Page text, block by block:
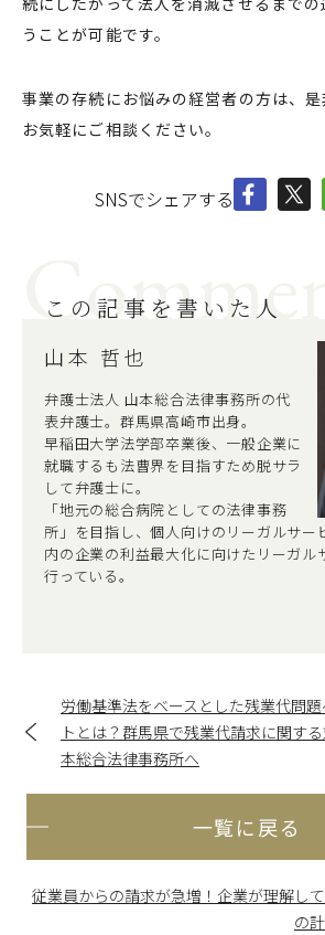
うことが可能です。
事業の存続にお悩みの経営者の方は、
お気軽にご相談ください。
SNSでシェアする
Comment
この記事を書いた人
山本 哲也
弁護士法人 山本総合法律事務所の代
表弁護士。群馬県高崎市出身。
早稲田大学法学部卒業後、一般企業に
就職するも法曹界を目指すため脱サラ
して弁護士に。
「地元の総合病院としての法律事務
所」を目指し、個人向けのリーガルサー
内の企業の利益最大化に向けたリーガル
行っている。
労働基準法をベースとした残業代問
トとは？群馬県で残業代請求に関す
本総合法律事務所へ
一覧に戻る
従業員からの請求が急増！企業が理解し
の